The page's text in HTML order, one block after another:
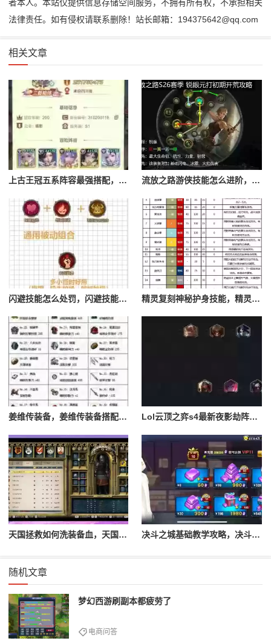
者本人。本站仅提供信息存储空间服务，不拥有所有权，不承担相关
法律责任。如有侵权请联系删除！站长邮箱：194375642@qq.com
相关文章
上古王冠五系阵容最强搭配，上古王冠五星排行 流放之路游侠技能怎么进阶，流放之路游侠技能怎么进阶的
闪避技能怎么处罚，闪避技能怎么处罚队友 精灵复刻神秘护身技能，精灵复刻攻略
姜维传装备，姜维传装备搭配一览表最新 Lol云顶之弈s4最新夜影劫阵容搭配，云顶之奕夜影劫阵容
天国拯救如何洗装备血，天国拯救怎么洗衣服 决斗之城基础教学攻略，决斗之城教学攻略2111
随机文章
梦幻西游刷副本都疲劳了
电商问答